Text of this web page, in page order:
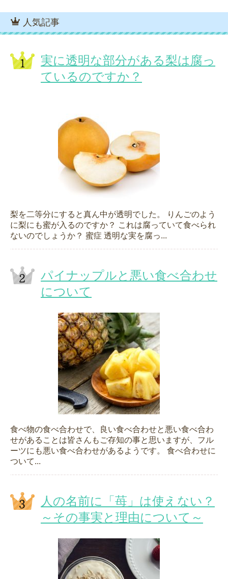
人気記事
実に透明な部分がある梨は腐っ
ているのですか？
梨を二等分にすると真ん中が透明でした。 りんごのよう
に梨にも蜜が入るのですか？ これは腐っていて食べられ
ないのでしょうか？ 蜜症 透明な実を腐っ...
パイナップルと悪い食べ合わせ
について
食べ物の食べ合わせで、良い食べ合わせと悪い食べ合わ
せがあることは皆さんもご存知の事と思いますが、フル
ーツにも悪い食べ合わせがあるようです。 食べ合わせに
ついて...
人の名前に「苺」は使えない？
～その事実と理由について～